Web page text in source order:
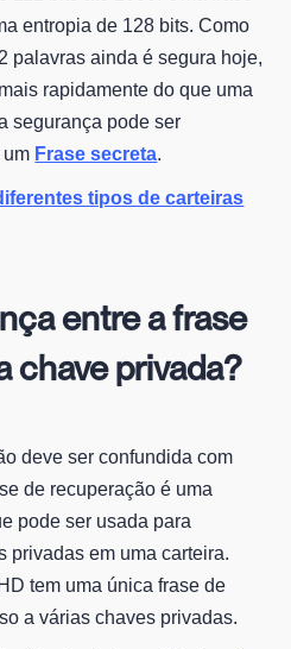
entropia de 128 bits. Como
palavras ainda é segura hoje,
rapidamente do que uma
segurança pode ser
um Frase secreta.
tipos de carteiras
entre a frase
chave privada?
deve ser confundida com
de recuperação é uma
pode ser usada para
privadas em uma carteira.
tem uma única frase de
a várias chaves privadas.